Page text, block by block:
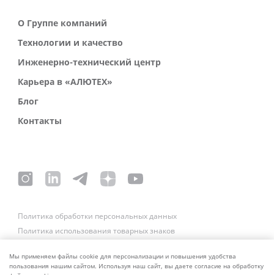
О Группе компаний
Технологии и качество
Инженерно-технический центр
Карьера в «АЛЮТЕХ»
Блог
Контакты
Политика обработки персональных данных
Политика использования товарных знаков
Мы применяем файлы cookie для персонализации и повышения удобства
пользования нашим сайтом. Используя наш сайт, вы даете согласие на обработку